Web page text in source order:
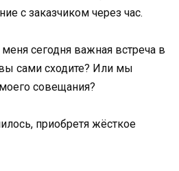
с заказчиком через час.
сегодня важная встреча в
сами сходите? Или мы
совещания?
приобретя жёсткое